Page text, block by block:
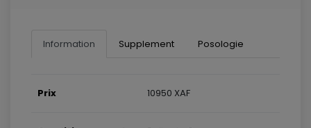
Information Supplement Posologie
Prix 10950 XAF